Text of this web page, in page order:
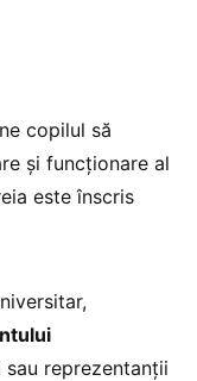
copilul să
și funcționare al
este înscris
reprezentanții